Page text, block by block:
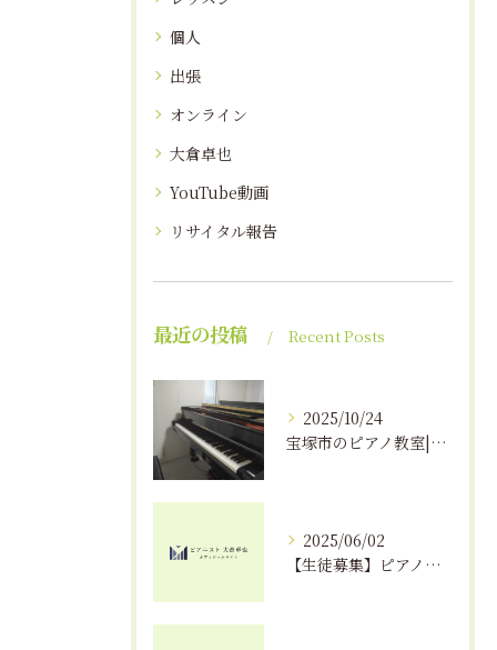
個人
出張
オンライン
大倉卓也
YouTube動画
リサイタル報告
最近の投稿 Recent Posts
2025/10/24
宝塚市のピアノ教室|えんつミュージック
2025/06/02
【生徒募集】ピアノが上達する秘訣！？｜えんつミュージック